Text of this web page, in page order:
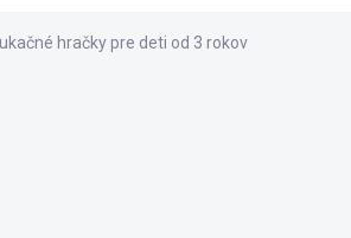
hračky pre deti od 3 rokov